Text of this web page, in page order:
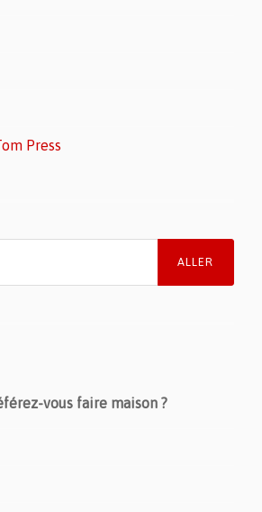
Press
vous faire maison ?